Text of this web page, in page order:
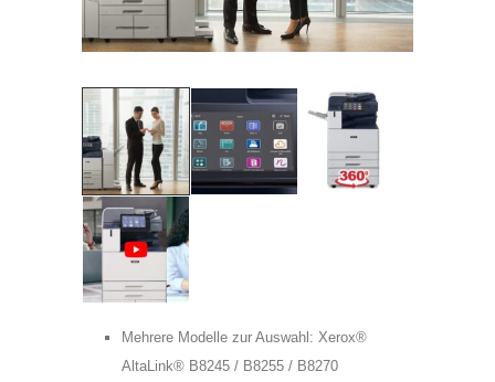
Stadt:
Mehrere Modelle zur Auswahl: Xerox®
AltaLink® B8245 / B8255 / B8270